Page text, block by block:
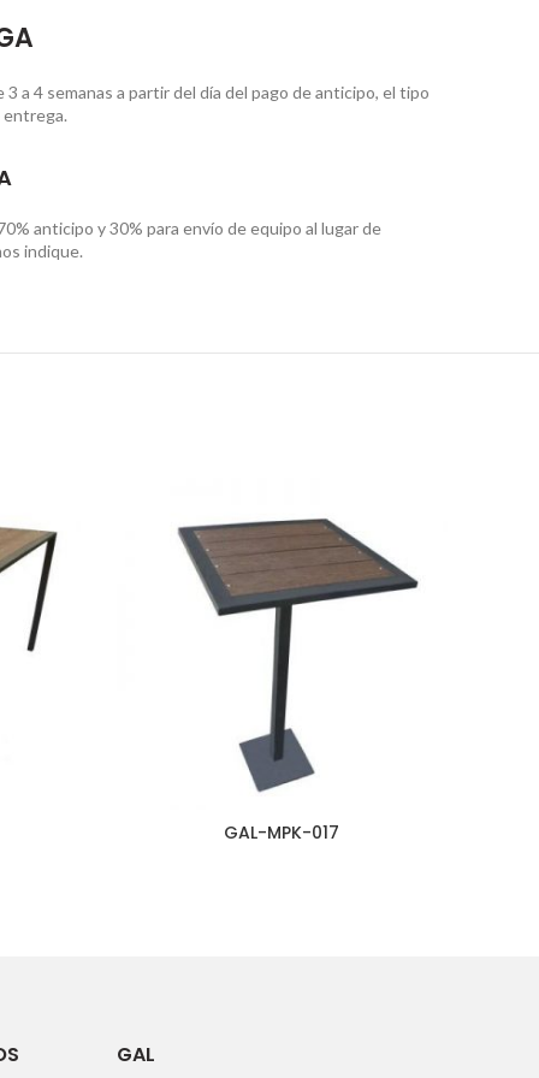
a 4 semanas a partir del día del pago de anticipo, el tipo
anticipo y 30% para envío de equipo al lugar de
indique.
GAL-MPK-017
GAL